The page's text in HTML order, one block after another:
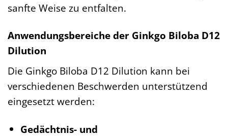
sanfte Weise zu entfalten.
Anwendungsbereiche der Ginkgo Biloba D12
Dilution
Die Ginkgo Biloba D12 Dilution kann bei
verschiedenen Beschwerden unterstützend
eingesetzt werden:
Gedächtnis- und